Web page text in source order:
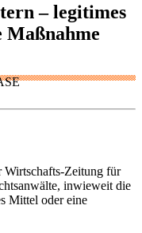
– legitimes
Zeitung für
inwieweit die
Mittel oder eine